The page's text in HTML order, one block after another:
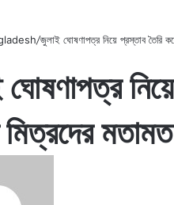
/জুলাই ঘোষণাপত্র নিয়ে প্রস্তাব তৈরি
মিত্রদের মতামত